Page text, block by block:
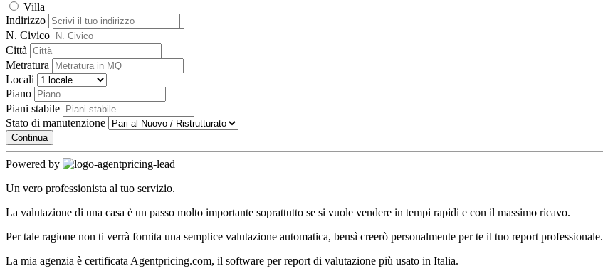
Villa
Indirizzo
N. Civico
Città
Metratura
Locali
Piano
Piani stabile
Stato di manutenzione
Continua
Powered by
Un vero professionista al tuo servizio.
La valutazione di una casa è un passo molto importante soprattutto se si vuole vendere in tempi rapidi e con il massimo ricavo.
Per tale ragione non ti verrà fornita una semplice valutazione automatica, bensì creerò personalmente per te il tuo report professionale.
La mia agenzia è certificata Agentpricing.com, il software per report di valutazione più usato in Italia.